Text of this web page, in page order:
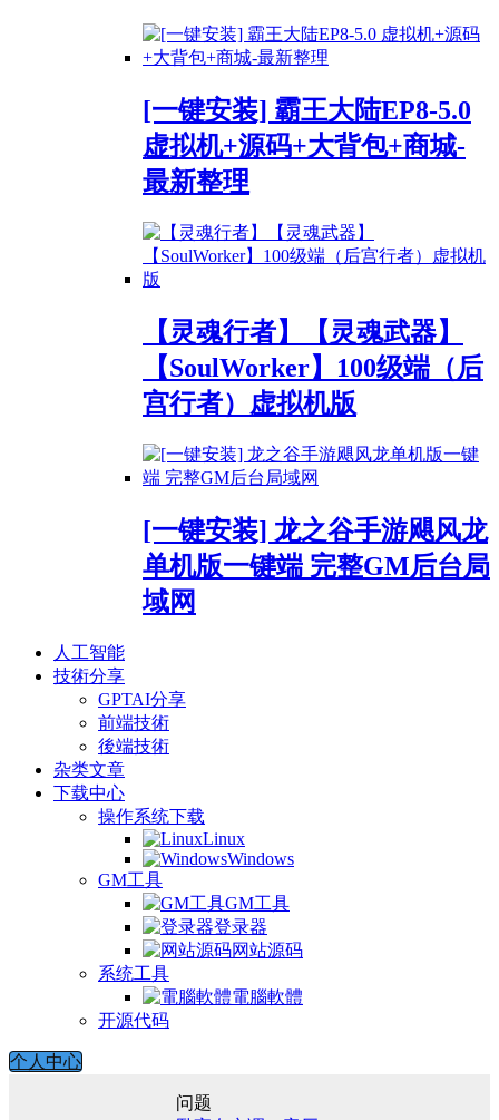
[一键安装] 霸王大陆EP8-5.0
虚拟机+源码+大背包+商城-
最新整理
【灵魂行者】【灵魂武器】
【SoulWorker】100级端（后
宫行者）虚拟机版
[一键安装] 龙之谷手游飓风龙
单机版一键端 完整GM后台局
域网
人工智能
技術分享
GPTAI分享
前端技術
後端技術
杂类文章
下载中心
操作系统下载
Linux
Windows
GM工具
GM工具
登录器
网站源码
系统工具
電腦軟體
开源代码
个人中心
问题